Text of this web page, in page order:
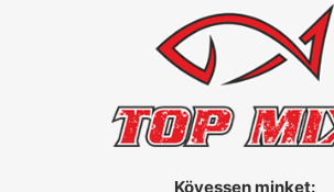
Kövessen minket: